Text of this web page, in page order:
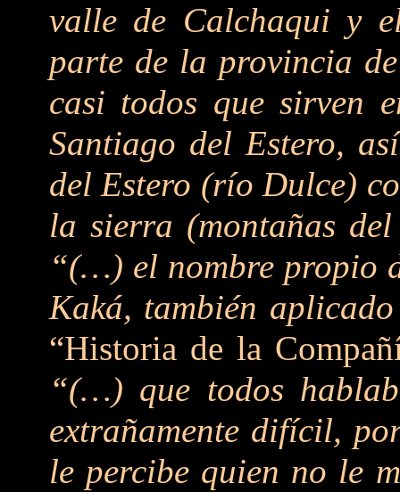
valle de Calchaqui y
parte de la provincia
casi todos que sirven
Santiago del Estero,
del Estero (río Dulce)
la sierra (montañas
“(…) el nombre propio
Kaká, también
“Historia de la
“(…) que todos
extrañamente difícil,
le percibe quien no le